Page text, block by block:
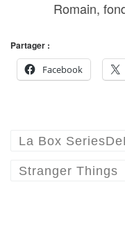
Romain,
Partager :
Facebook
La Box
Stranger Things